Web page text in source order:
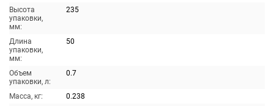
Высота
упаковки,
мм:
235
Длина
упаковки,
мм:
50
Объем
упаковки, л:
0.7
Масса, кг:
0.238